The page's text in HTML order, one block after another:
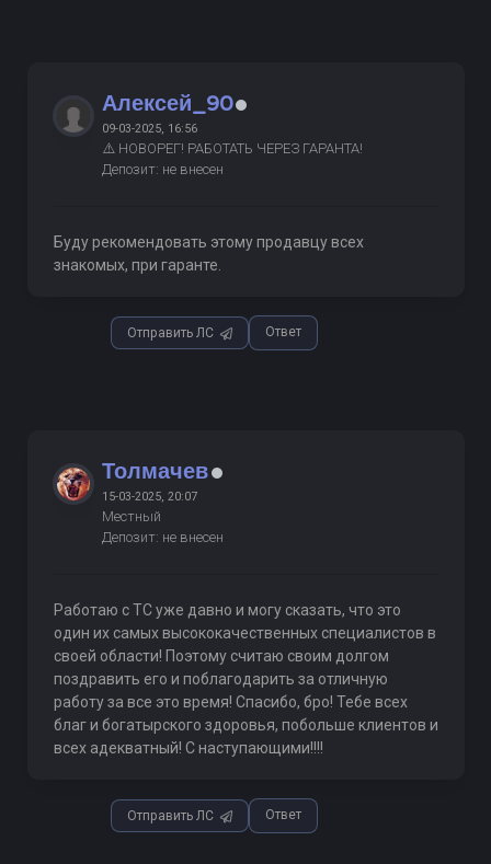
Алексей_90
09-03-2025, 16:56
⚠️ НОВОРЕГ! РАБОТАТЬ ЧЕРЕЗ ГАРАНТА!
Депозит: не внесен
Буду рекомендовать этому продавцу всех
знакомых, при гаранте.
Отправить ЛС Ответ
Толмачев
15-03-2025, 20:07
Местный
Депозит: не внесен
Работаю с ТС уже давно и могу сказать, что это
один их самых высококачественных специалистов в
своей области! Поэтому считаю своим долгом
поздравить его и поблагодарить за отличную
работу за все это время! Спасибо, бро! Тебе всех
благ и богатырского здоровья, побольше клиентов и
всех адекватный! С наступающими!!!!
Отправить ЛС Ответ